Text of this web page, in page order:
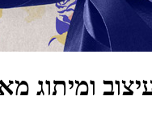
ומיתוג